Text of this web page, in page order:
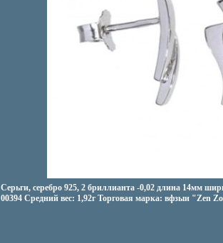
Серьги, серебро 925, 2 бриллианта -0,02 длина 14мм
00394 Средний вес: 1,92г Торговая марка: вфзыи "Zen